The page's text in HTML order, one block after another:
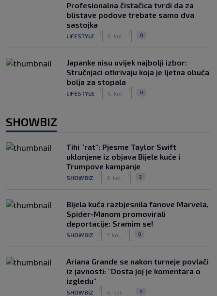
Profesionalna čistačica tvrdi da za
blistave podove trebate samo dva
sastojka
LIFESTYLE 6. kol. 0
Japanke nisu uvijek najbolji izbor:
Stručnjaci otkrivaju koja je ljetna obuća
bolja za stopala
LIFESTYLE 6. kol. 0
SHOWBIZ
Tihi "rat": Pjesme Taylor Swift
uklonjene iz objava Bijele kuće i
Trumpove kampanje
SHOWBIZ 9. kol. 2
Bijela kuća razbjesnila fanove Marvela,
Spider-Manom promovirali
deportacije: Sramim se!
SHOWBIZ 7. kol. 0
Ariana Grande se nakon turneje povlači
iz javnosti: "Dosta joj je komentara o
izgledu"
SHOWBIZ 4. kol. 0